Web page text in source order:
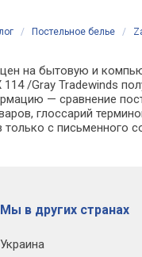
/ Постельное белье /
на бытовую и
114 /Gray Tradewinds
— сравнение
глоссарий
с письменного
Мы в других странах
Украина